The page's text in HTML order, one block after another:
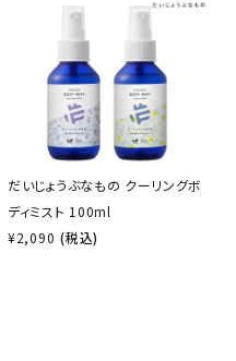
だいじょうぶなもの クーリングボ
ディミスト 100ml
¥2,090 (税込)